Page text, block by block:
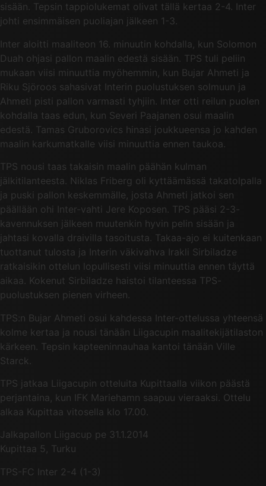
sisään. Tepsin tappiolukemat olivat tällä kertaa 2-4. Inter
johti ensimmäisen puoliajan jälkeen 1-3.
Inter aloitti maaliteon 16. minuutin kohdalla, kun Solomon
Duah ohjasi pallon maalin edestä sisään. TPS tuli peliin
mukaan viisi minuuttia myöhemmin, kun Bujar Ahmeti ja
Riku Sjöroos sahasivat Interin puolustuksen solmuun ja
Ahmeti pisti pallon varmasti tyhjiin. Inter otti reilun puolen
kohdalla taas edun, kun Severi Paajanen osui maalin
edestä. Tamas Gruborovics hinasi joukkueensa jo kahden
maalin karkumatkalle viisi minuuttia ennen taukoa.
TPS nousi taas takaisin maalin päähän kulman
jälkitilanteesta. Niklas Friberg oli kyttäämässä takatolpalla
ja puski pallon keskemmälle, josta Ahmeti jatkoi sen
päällään ohi Inter-vahti Jere Koposen. TPS pääsi 2-3-
kavennuksen jälkeen muutenkin hyvin pelin sisään ja
jahtasi kovalla draivilla tasoitusta. Takaa-ajo ei kuitenkaan
tuottanut tulosta ja Interin väkivahva Irakli Sirbiladze
ratkaisikin ottelun lopullisesti viisi minuuttia ennen täyttä
aikaa. Kokenut Sirbiladze haistoi tilanteessa TPS-
puolustuksen pienen virheen.
TPS:n Bujar Ahmeti osui kahdessa Inter-ottelussa yhteensä
kolme kertaa ja nousi tänään Liigacupin maalitekijätilaston
kärkeen. Tepsin kapteeninnauhaa kantoi tänään Ville
Starck.
TPS jatkaa Liigacupin otteluita Kupittaalla viikon päästä
perjantaina, kun IFK Mariehamn saapuu vieraaksi. Ottelu
alkaa Kupittaa vitosella klo 17.00.
Jalkapallon Liigacup pe 31.1.2014
Kupittaa 5, Turku
TPS-FC Inter 2-4 (1-3)